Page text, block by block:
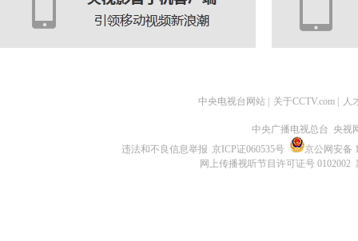
中央电视台网站 关于CCTV.com 人
中央广播电视总台 央视
违法和不良信息举报 京ICP证060535号
京公网安备
网上传播视听节目许可证号 0102002